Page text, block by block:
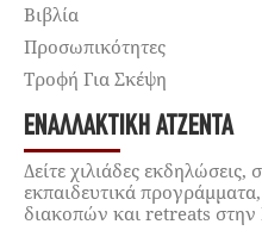
Βιβλία
Προσωπικότητες
Τροφή Για Σκέψη
ΕΝΑΛΛΑΚΤΙΚΉ ΑΤΖΈΝΤΑ
Δείτε χιλιάδες εκδηλώσεις,
εκπαιδευτικά
διακοπών και retreats στην